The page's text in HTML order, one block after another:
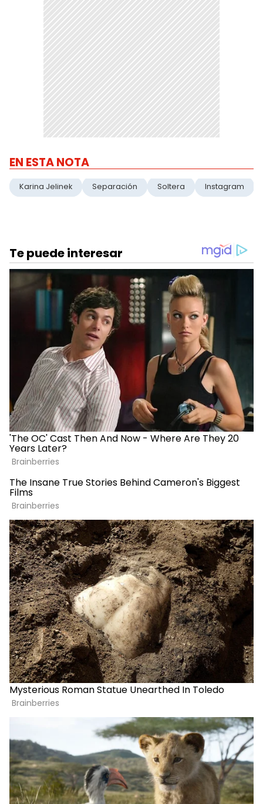
EN ESTA NOTA
Karina Jelinek Separación Soltera Instagram